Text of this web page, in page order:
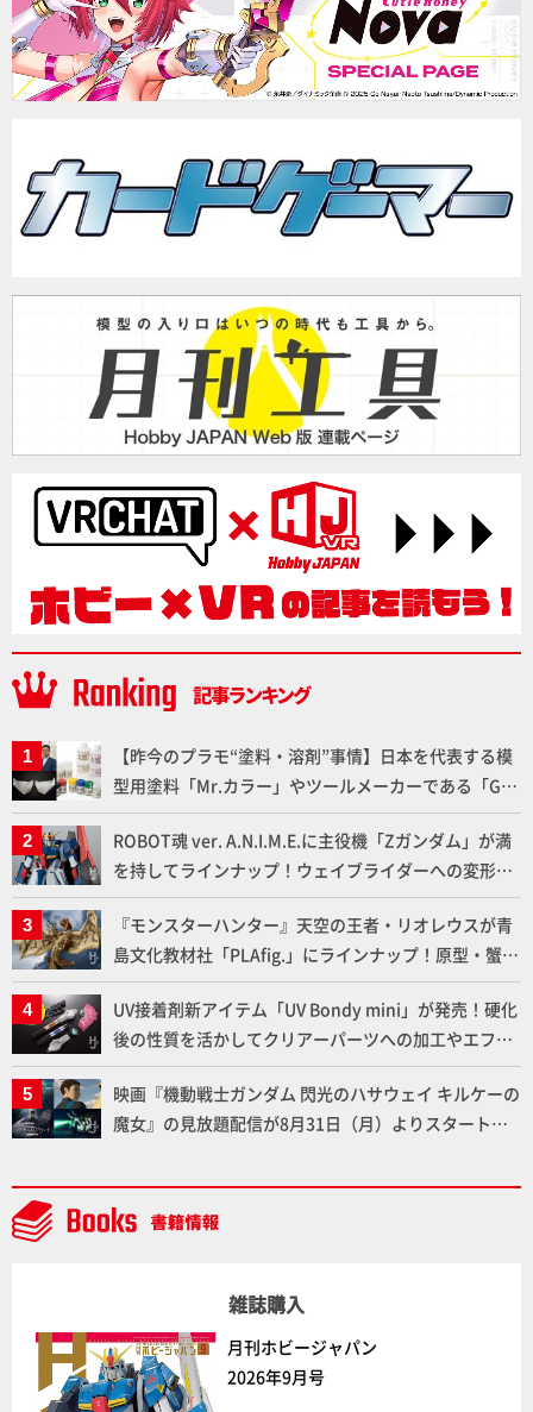
【昨今のプラモ“塗料・溶剤”事情】日本を代表する模
型用塗料「Mr.カラー」やツールメーカーである「GSI
クレオス」が語るラッカー塗料の未来とは？
ROBOT魂 ver. A.N.I.M.E.に主役機「Zガンダム」が満
を持してラインナップ！ウェイブライダーへの変形、
劇中どおりのプロポーションを再現【機動戦士Zガン
ダム】
『モンスターハンター』天空の王者・リオレウスが青
島文化教材社「PLAfig.」にラインナップ！原型・蟹蟲
修造氏の彩色作例で超ハイディテールかつ躍動感に満
ちた造形をチェック
UV接着剤新アイテム「UV Bondy mini」が発売！硬化
後の性質を活かしてクリアーパーツへの加工やエフェ
クト仕上げに活用してみよう！【月刊工具】
映画『機動戦士ガンダム 閃光のハサウェイ キルケーの
魔女』の見放題配信が8月31日（月）よりスタート！
雑誌購入
月刊ホビージャパン
2026年9月号